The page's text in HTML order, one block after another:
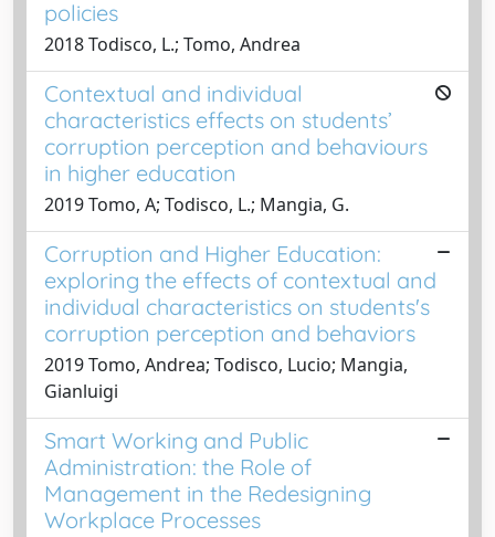
policies
2018 Todisco, L.; Tomo, Andrea
Contextual and individual
characteristics effects on students’
corruption perception and behaviours
in higher education
2019 Tomo, A; Todisco, L.; Mangia, G.
Corruption and Higher Education:
exploring the effects of contextual and
individual characteristics on students's
corruption perception and behaviors
2019 Tomo, Andrea; Todisco, Lucio; Mangia,
Gianluigi
Smart Working and Public
Administration: the Role of
Management in the Redesigning
Workplace Processes